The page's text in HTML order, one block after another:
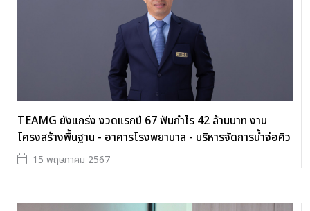
TEAMG ยังแกร่ง งวดแรกปี 67 ฟันกำไร 42 ล้านบาท งาน
โครงสร้างพื้นฐาน - อาคารโรงพยาบาล - บริหารจัดการน้ำจ่อคิว
15 พฤษภาคม 2567